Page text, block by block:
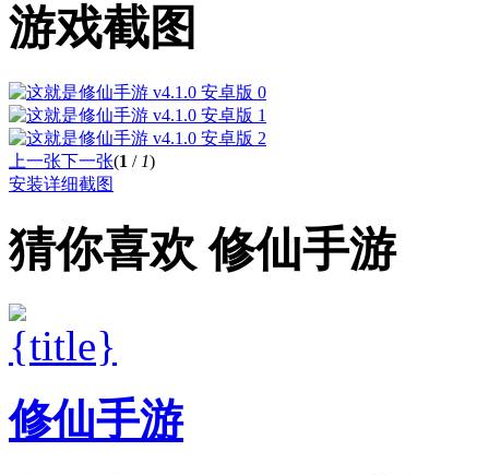
游戏截图
上一张下一张(1 / 1)
安装详细截图
猜你喜欢 修仙手游
修仙手游